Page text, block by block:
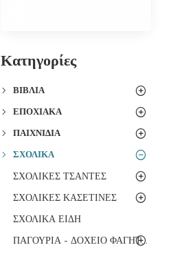
Κατηγορίες
ΒΙΒΛΊΑ
ΕΠΟΧΙΑΚΆ
ΠΑΙΧΝΊΔΙΑ
ΣΧΟΛΙΚΆ
ΣΧΟΛΙΚΕΣ ΤΣΑΝΤΕΣ
ΣΧΟΛΙΚΕΣ ΚΑΣΕΤΙΝΕΣ
ΣΧΟΛΙΚΑ ΕΙΔΗ
ΠΑΓΟΥΡΙΑ - ΔΟΧΕΙΟ ΦΑΓΗΤΟΥ